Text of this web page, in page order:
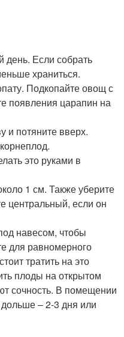
день. Если собрать
храниться.
Подкопайте овощ с
появления царапин на
и потяните вверх.
это руками в
1 см. Также уберите
центральный, если он
навесом, чтобы
для равномерного
тратить на это
плоды на открытом
сочность. В помещении
– 2-3 дня или